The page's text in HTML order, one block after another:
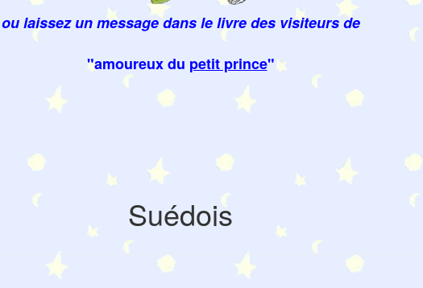
ou laissez un message dans le livre des visiteurs de
"amoureux du petit prince"
Suédois